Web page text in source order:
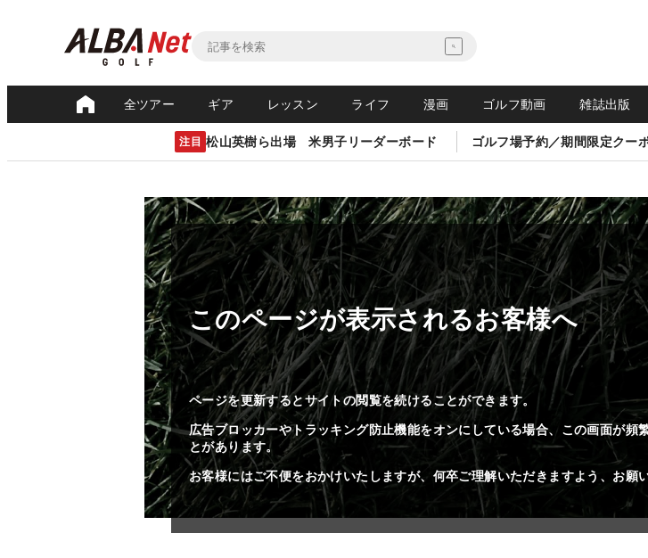
全ツアー ギア レッスン ライフ 漫画 ゴルフ動画 雑誌出版
注目 松山英樹ら出場 米男子リーダーボード ゴルフ場予約／期間限定クー
このページが表示されるお客様へ
ページを更新するとサイトの閲覧を続けることができます。
広告ブロッカーやトラッキング防止機能をオンにしている場合、この画面が頻
とがあります。
お客様にはご不便をおかけいたしますが、何卒ご理解いただきますよう、お願